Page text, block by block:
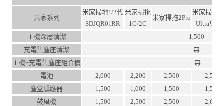
米家系列
米家掃地1/2代
SDJQR01RR
米家掃拖
1C/2C
米家掃拖2Pro
米家掃拖
Ultra集
主機深層清潔
1,500
充電集塵座清潔
無
主機+充電集塵座組合價
無
電池
2,000 2,200 2,500
2,500
塵盒感應器
1,500 1,000 1,500
1,500
鼓風機
1,500 2,500 2,500 2,600